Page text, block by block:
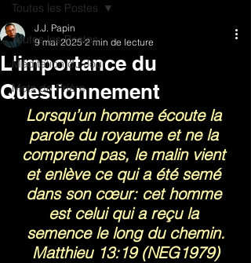
Toutes les Postes
Méditation du Jour
Mots de Prière
Toutes les Postes
L'importance du
Questionnement
J.J. Papin
9 mai 2025 2 min de lecture
Lorsqu’un homme écoute la
parole du royaume et ne la
comprend pas, le malin vient
et enlève ce qui a été semé
dans son cœur: cet homme
est celui qui a reçu la
semence le long du chemin.
Matthieu 13:19 (NEG1979)